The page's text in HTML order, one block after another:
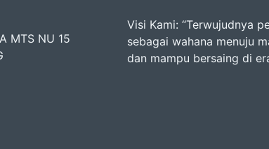
MTS NU 15
Visi Kami: “Terwujudnya
sebagai wahana menuju
dan mampu bersaing di